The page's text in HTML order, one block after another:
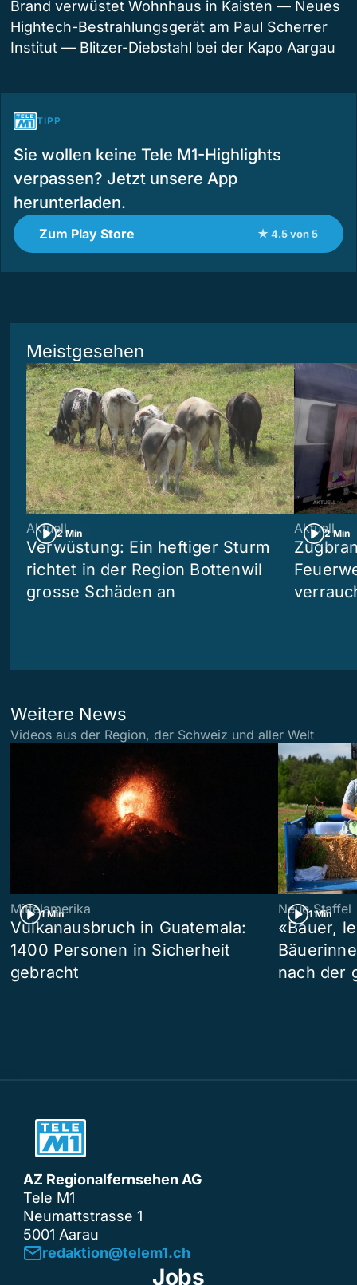
Brand verwüstet Wohnhaus in Kaisten — Neues
Hightech-Bestrahlungsgerät am Paul Scherrer
Institut — Blitzer-Diebstahl bei der Kapo Aargau
TIPP
Sie wollen keine Tele M1-Highlights
verpassen? Jetzt unsere App
herunterladen.
Zum Play Store ★ 4.5 von 5
Meistgesehen
2 Min
Aktuell
Verwüstung: Ein heftiger Sturm
richtet in der Region Bottenwil
grosse Schäden an
2 Min
Aktuell
Weitere News
Videos aus der Region, der Schweiz und aller Welt
1 Min
Mittelamerika
Vulkanausbruch in Guatemala:
1400 Personen in Sicherheit
gebracht
1 Min
Neue Staffel
«Bauer,
nach der
AZ Regionalfernsehen AG
Tele M1
Neumattstrasse 1
5001 Aarau
redaktion@telem1.ch
Jobs